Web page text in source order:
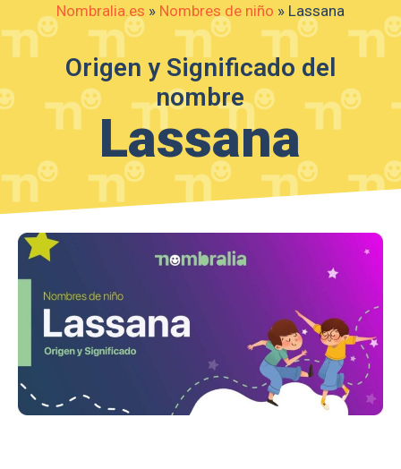
Nombralia.es » Nombres de niño » Lassana
Origen y Significado del
nombre
Lassana